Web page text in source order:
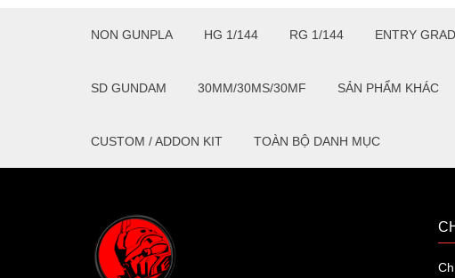
NON GUNPLA HG 1/144 RG 1/144 ENTRY
SD GUNDAM 30MM/30MS/30MF SẢN PHẨM KHÁC
CUSTOM / ADDON KIT TOÀN BỘ DANH MỤC